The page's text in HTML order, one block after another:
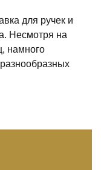
для ручек и
Несмотря на
намного